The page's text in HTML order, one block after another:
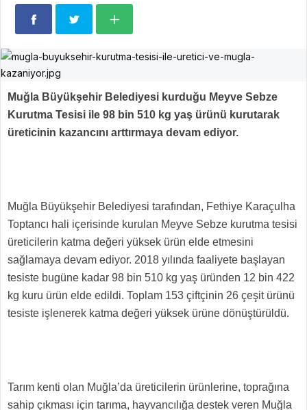
Muğla Büyükşehir Belediyesi kurduğu Meyve Sebze
Kurutma Tesisi ile 98 bin 510 kg yaş ürünü kurutarak
üreticinin kazancını arttırmaya devam ediyor.
Muğla Büyükşehir Belediyesi tarafından, Fethiye Karaçulha
Toptancı hali içerisinde kurulan Meyve Sebze kurutma tesisi
üreticilerin katma değeri yüksek ürün elde etmesini
sağlamaya devam ediyor. 2018 yılında faaliyete başlayan
tesiste bugüne kadar 98 bin 510 kg yaş üründen 12 bin 422
kg kuru ürün elde edildi. Toplam 153 çiftçinin 26 çeşit ürünü
tesiste işlenerek katma değeri yüksek ürüne dönüştürüldü.
Tarım kenti olan Muğla’da üreticilerin ürünlerine, toprağına
sahip çıkması için tarıma, hayvancılığa destek veren Muğla